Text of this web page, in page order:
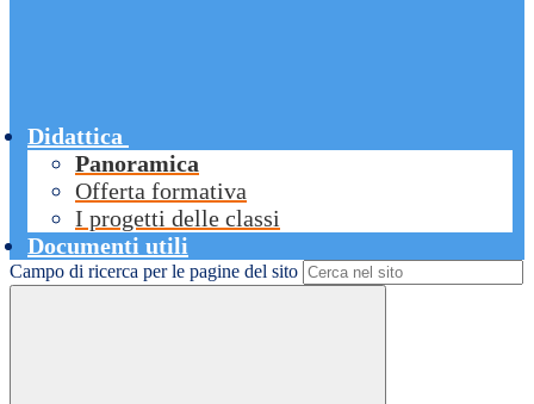
Didattica
Panoramica
Offerta formativa
I progetti delle classi
Documenti utili
Campo di ricerca per le pagine del sito